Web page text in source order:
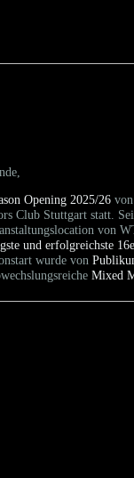
Opening 2025/26 von
Club Stuttgart statt.
von
und erfolgreichste
wurde von
Mixed